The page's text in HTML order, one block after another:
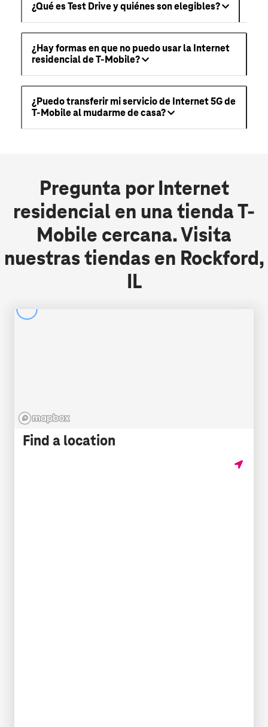
¿Qué es Test Drive y quiénes son elegibles?
¿Hay formas en que no puedo usar la Internet
residencial de T-Mobile?
¿Puedo transferir mi servicio de Internet 5G de
T-Mobile al mudarme de casa?
Pregunta por Internet
residencial en una tienda T-
Mobile cercana.Visita
nuestras tiendas en Rockford,
IL
Find a location